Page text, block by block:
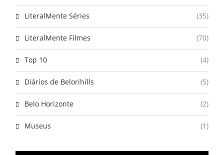
LiteralMente Séries (35)
LiteralMente Filmes (70)
Top 10 (4)
Diários de Belorihills (5)
Belo Horizonte (2)
Museus (1)